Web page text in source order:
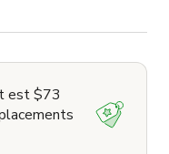
est $73